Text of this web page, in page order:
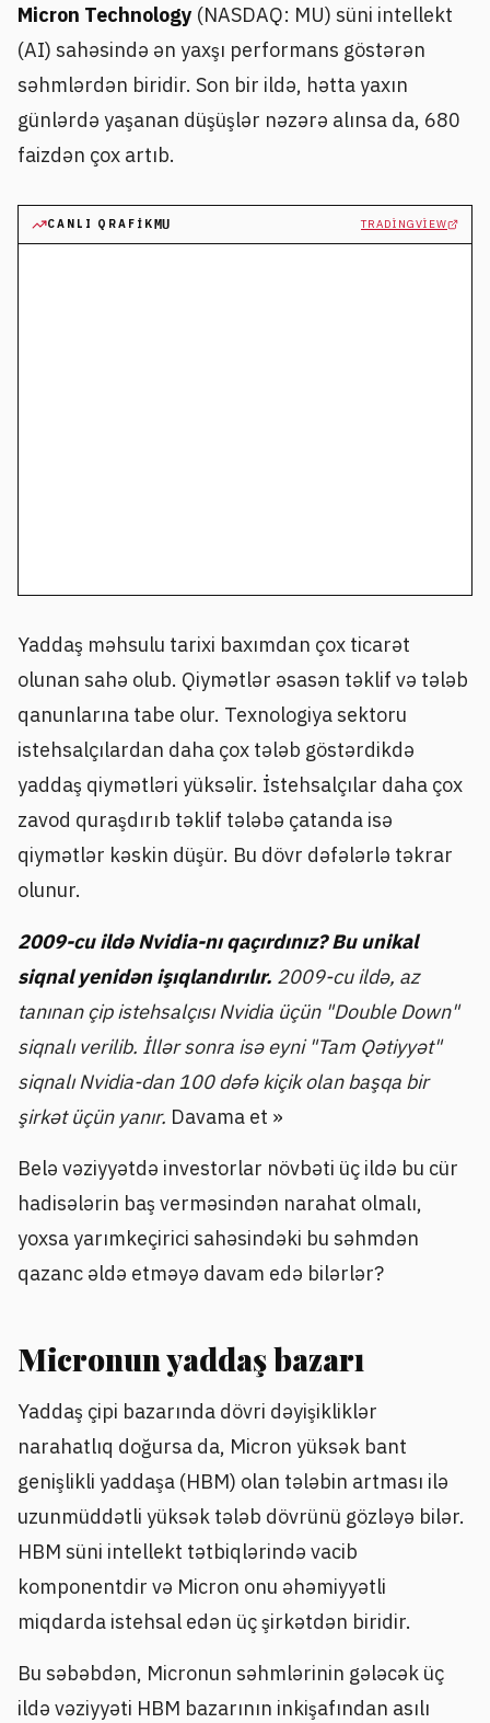
Micron Technology (NASDAQ: MU) süni intellekt
(AI) sahəsində ən yaxşı performans göstərən
səhmlərdən biridir. Son bir ildə, hətta yaxın
günlərdə yaşanan düşüşlər nəzərə alınsa da, 680
faizdən çox artıb.
CANLI QRAFIKMU TRADINGVIEW
Yaddaş məhsulu tarixi baxımdan çox ticarət
olunan sahə olub. Qiymətlər əsasən təklif və tələb
qanunlarına tabe olur. Texnologiya sektoru
istehsalçılardan daha çox tələb göstərdikdə
yaddaş qiymətləri yüksəlir. İstehsalçılar daha çox
zavod quraşdırıb təklif tələbə çatanda isə
qiymətlər kəskin düşür. Bu dövr dəfələrlə təkrar
olunur.
2009-cu ildə Nvidia-nı qaçırdınız? Bu unikal
siqnal yenidən işıqlandırılır. 2009-cu ildə, az
tanınan çip istehsalçısı Nvidia üçün "Double Down"
siqnalı verilib. İllər sonra isə eyni "Tam Qətiyyət"
siqnalı Nvidia-dan 100 dəfə kiçik olan başqa bir
şirkət üçün yanır. Davama et »
Belə vəziyyətdə investorlar növbəti üç ildə bu cür
hadisələrin baş verməsindən narahat olmalı,
yoxsa yarımkeçirici sahəsindəki bu səhmdən
qazanc əldə etməyə davam edə bilərlər?
Micronun yaddaş bazarı
Yaddaş çipi bazarında dövri dəyişikliklər
narahatlıq doğursa da, Micron yüksək bant
genişlikli yaddaşa (HBM) olan tələbin artması ilə
uzunmüddətli yüksək tələb dövrünü gözləyə bilər.
HBM süni intellekt tətbiqlərində vacib
komponentdir və Micron onu əhəmiyyətli
miqdarda istehsal edən üç şirkətdən biridir.
Bu səbəbdən, Micronun səhmlərinin gələcək üç
ildə vəziyyəti HBM bazarının inkişafından asılı